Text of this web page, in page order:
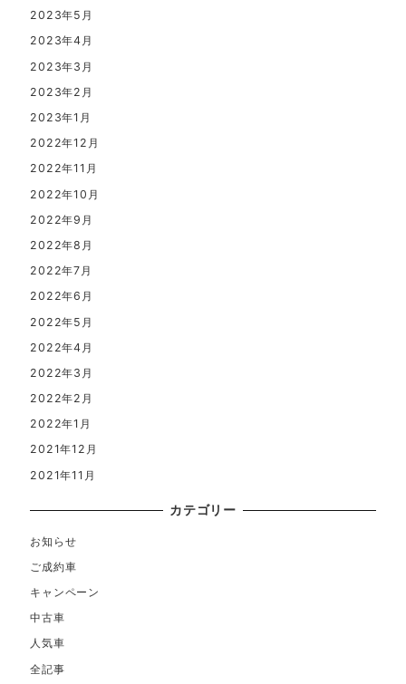
2023年5月
2023年4月
2023年3月
2023年2月
2023年1月
2022年12月
2022年11月
2022年10月
2022年9月
2022年8月
2022年7月
2022年6月
2022年5月
2022年4月
2022年3月
2022年2月
2022年1月
2021年12月
2021年11月
カテゴリー
お知らせ
ご成約車
キャンペーン
中古車
人気車
全記事